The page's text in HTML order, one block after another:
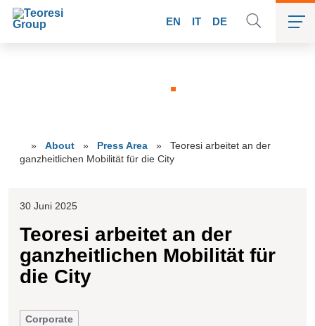
EN IT DE
» About » Press Area »
Teoresi arbeitet an der
ganzheitlichen Mobilität für die City
30 Juni 2025
Teoresi arbeitet an der
ganzheitlichen Mobilität für
die City
Corporate